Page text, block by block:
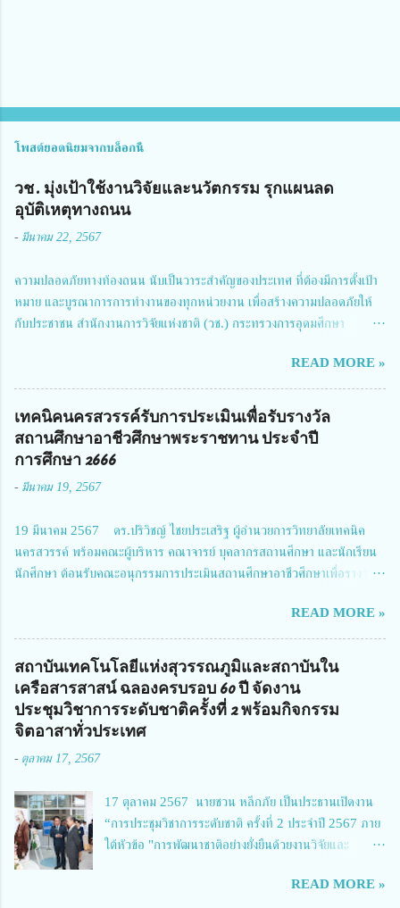
โพสต์ยอดนิยมจากบล็อกนี้
วช. มุ่งเป้าใช้งานวิจัยและนวัตกรรม รุกแผนลด
อุบัติเหตุทางถนน
- มีนาคม 22, 2567
ความปลอดภัยทางท้องถนน นับเป็นวาระสำคัญของประเทศ ที่ต้องมีการตั้งเป้า
หมาย และบูรณาการการทำงานของทุกหน่วยงาน เพื่อสร้างความปลอดภัยให้
กับประชาชน สำนักงานการวิจัยแห่งชาติ (วช.) กระทรวงการอุดมศึกษา
สมาคมวิศวกรรมชีวการแพทย์ไทย จัดการประชุมเผยแพร่ผลการดำเนินงาน
โครงการการวิจัยเชิงปฏิบัติการโดยบูรณาการทุกภาคส่วน เพื่อลดอุบัติเหตุและ
การเสียชีวิตให้สอดคล้องกับเป้าหมายแผนแม่บทฉบับที่ 5 ในวันที่ 22 มีนาคม
2567 โดยมี ดร.วิภารัตน์ ดีอ่อง ผู้อำนวยการสำนักงานการวิจัยแห่งชาติ เป็น
ประธานในพิธีเปิดพร้อมให้นโยบายการผลักดันงานวิจัยเพื่อความปลอดภัยทาง
การประชุมในครั้งนี้ นางสาวสตตกมล เกียรติพานิช ผู้อำนวยการกองบริหารทุน
Richmond Stylish Convention Hotel จังหวัดนนทบุรี ดร.วิภารัตน์ ดีอ่อง
ผู้อำนวยการสำนักงานการวิจัยแห่งชาติ กล่าวว่า วช. ในฐานะหน่วยงานบริหาร
จัดการทุนวิจัยและนวัตกรรมได้เล็งเห็นถึงความสำคัญของกา...
READ MORE »
เทคนิคนครสวรรค์รับการประเมินเพื่อรับรางวัล
สถานศึกษาอาชีวศึกษาพระราชทาน ประจำปี
การศึกษา 2666
- มีนาคม 19, 2567
19 มีนาคม 2567 ดร.ปริวิชญ์ ไชยประเสริฐ ผู้อำนวยการวิทยาลัยเทคนิค
นครสวรรค์ พร้อมคณะผู้บริหาร คณาจารย์ บุคลากรสถานศึกษา และนักเรียน
นักศึกษา ต้อนรับคณะอนุกรรมการประเมินสถานศึกษาอาชีวศึกษาเพื่อรางวัล
นายจักรภพ เนวะมาตย์ ผู้อำนวยการวิทยาลัยเทคนิคตาก ประธานคณะอนุกร
รมการฯ 1.นายวณิชา คณะใน ผู้ทรงคุณวุฒิ 2.นายภัทธาวุธ โพธา ผู้อำนวย
การวิทยาลัยสารพัดช่างกำแพงเพชร 3.นางสาวหัตถาภรณ์ เสาร์เรือน ผู้อำนวย
การวิทยาลัยการอาชีพบ้านตาก 4.นางเพ็ญศรี ขุนทอง ผู้อำนวยการวิทยาลัย
การอาชีพรัตนประสิทธิ์วิทย์ 5.นายธเนศ คงวังทอง ผู้อำนวยการวิทยาลัย
เกษตรและเทคโนโลยีพิจิตร 6.นายชัยณรงค์ คชมาตย์ ผู้อำนวยการวิทยาลัย
8.นายณัฐกฤต ภูทวี รองผู้อำนวยการวิทยาลัยเทคนิคตาก นายจักรภพ กล่าว
ยาวนาน มีบุคลากร นักเรียน นักศึกษาจำนวนมาก ต้องการควา...
READ MORE »
สถาบันเทคโนโลยีแห่งสุวรรณภูมิและสถาบันใน
เครือสารสาสน์ ฉลองครบรอบ 60 ปี จัดงาน
ประชุมวิชาการระดับชาติครั้งที่ 2 พร้อมกิจกรรม
จิตอาสาทั่วประเทศ
- ตุลาคม 17, 2567
17 ตุลาคม 2567 นายชวน หลีกภัย เป็นประธานเปิดงาน
“การประชุมวิชาการระดับชาติ ครั้งที่ 2 ประจำปี 2567 ภาย
ใต้หัวข้อ "การพัฒนาชาติอย่างยั่งยืนด้วยงานวิจัยและ
Technology National Conference 2024: 'Towards
READ MORE »